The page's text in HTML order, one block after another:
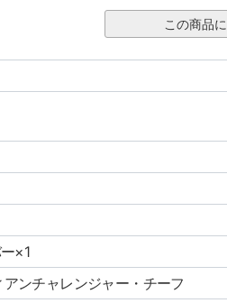
×1
ンチャレンジャー・チーフ